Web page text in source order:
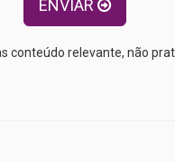
ENVIAR
conteúdo relevante, não